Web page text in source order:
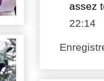
assez
22:14